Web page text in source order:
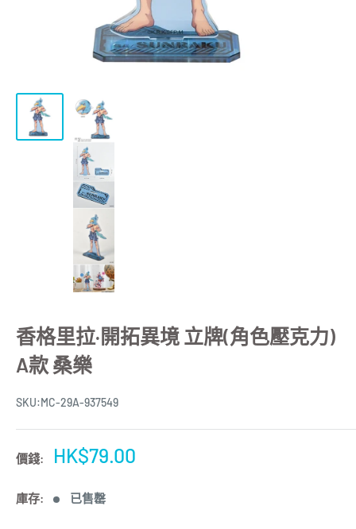
香格里拉·開拓異境 立牌(角色壓克力)
A款 桑樂
SKU:MC-29A-937549
價錢:
特
HK$79.00
庫存: 已售罄